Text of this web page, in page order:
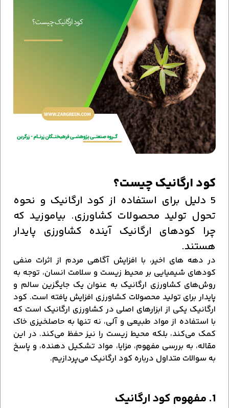
کود ارگانیک چیست؟
5 دلیل برای استفاده از کود ارگانیک و نحوه
تحول تولید محصولات کشاورزی. بیاموزید که
چرا کودهای ارگانیک آینده کشاورزی پایدار
هستند.
در دهه ‌های اخیر، با افزایش آگاهی مردم از اثرات منفی
کودهای شیمیایی بر محیط زیست و سلامت انسان، توجه به
روش‌های کشاورزی ارگانیک به عنوان یک جایگزین سالم و
پایدار برای تولید محصولات کشاورزی افزایش یافته است. کود
ارگانیک یکی از ابزارهای اصلی در کشاورزی ارگانیک است که
با استفاده از مواد طبیعی و آلی، نه تنها به حاصلخیزی خاک
کمک می‌کند، بلکه محیط زیست را نیز حفظ می‌کند. در این
مقاله، به بررسی مفهوم، مزایا، مواد تشکیل دهنده، و پاسخ
به سوالات متداول درباره کود ارگانیک می‌پردازیم.
1. مفهوم کود ارگانیک